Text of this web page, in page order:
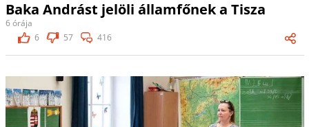
Baka Andrást jelöli államfőnek a Tisza
6 órája
6
57 416